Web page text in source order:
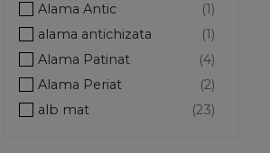
Alama Antic
alama antichizata
Alama Patinat
Alama Periat
alb mat